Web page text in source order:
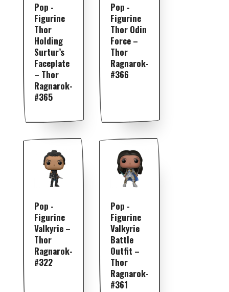
Pop -
Figurine
Thor
Holding
Surtur’s
Faceplate
– Thor
Ragnarok-
#365
Pop -
Figurine
Thor Odin
Force –
Thor
Ragnarok-
#366
Pop -
Figurine
Valkyrie –
Thor
Ragnarok-
#322
Pop -
Figurine
Valkyrie
Battle
Outfit –
Thor
Ragnarok-
#361